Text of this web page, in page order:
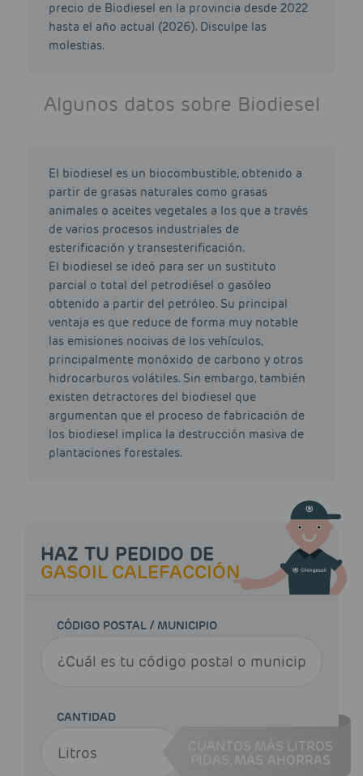
precio de Biodiesel en la provincia desde 2022
hasta el año actual (2026). Disculpe las
molestias.
Algunos datos sobre Biodiesel
El biodiesel es un biocombustible, obtenido a
partir de grasas naturales como grasas
animales o aceites vegetales a los que a través
de varios procesos industriales de
esterificación y transesterificación.
El biodiesel se ideó para ser un sustituto
parcial o total del petrodiésel o gasóleo
obtenido a partir del petróleo. Su principal
ventaja es que reduce de forma muy notable
las emisiones nocivas de los vehículos,
principalmente monóxido de carbono y otros
hidrocarburos volátiles. Sin embargo, también
existen detractores del biodiesel que
argumentan que el proceso de fabricación de
los biodiesel implica la destrucción masiva de
plantaciones forestales.
HAZ TU PEDIDO DE
GASOIL CALEFACCIÓN
CÓDIGO POSTAL / MUNICIPIO
CANTIDAD
CUANTOS MÁS LITROS
MÁS AHORRAS